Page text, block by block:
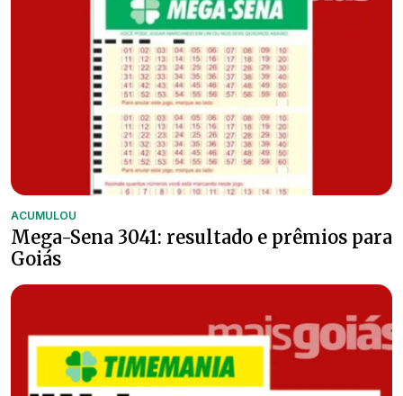
ACUMULOU
Mega-Sena 3041: resultado e prêmios para
Goiás